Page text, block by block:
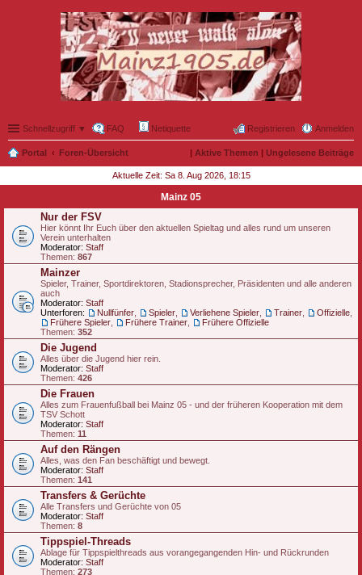
Schnellzugriff ▼ FAQ Netiquette Anmelden
Registrieren
Portal Foren-Übersicht | Aktive Themen | Ungelesene Beiträge
Aktuelle Zeit: Sa 8. Aug 2026, 18:15
Mainz 05
Nur der FSV
Hier könnt Ihr Euch über den aktuellen Spieltag und alles rund um unseren
Verein unterhalten
Moderator: Staff
Themen: 867
Mainzer
Spieler, Trainer, Sportdirektoren, Stadionsprecher, Präsidenten und alle anderen
auch
Moderator: Staff
Unterforen:
Nullfünfer Spieler Verliehene Spieler Trainer Offizielle
Frühere Spieler
Frühere Trainer
Frühere Offizielle
Themen: 352
Die Jugend
Alles über die Jugend hier rein.
Moderator: Staff
Themen: 426
Die Frauen
Alles zum Frauenfußball bei Mainz 05 - und der früheren Kooperation mit dem
TSV Schott
Moderator: Staff
Themen: 11
Auf den Rängen
Alles, was den Fan beschäftigt und bewegt.
Moderator: Staff
Themen: 141
Transfers & Gerüchte
Alle Transfers und Gerüchte von 05
Moderator: Staff
Themen: 8
Tippspiel-Threads
Ablage für Tippspielthreads aus vorangegangenden Hin- und Rückrunden
Moderator: Staff
Themen: 273